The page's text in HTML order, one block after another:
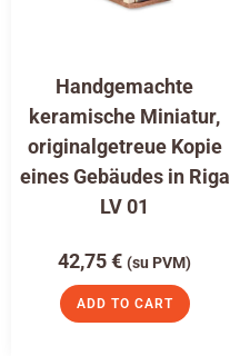
Handgemachte
keramische Miniatur,
originalgetreue Kopie
eines Gebäudes in Riga
LV 01
42,75€ (su PVM)
ADD TO CART